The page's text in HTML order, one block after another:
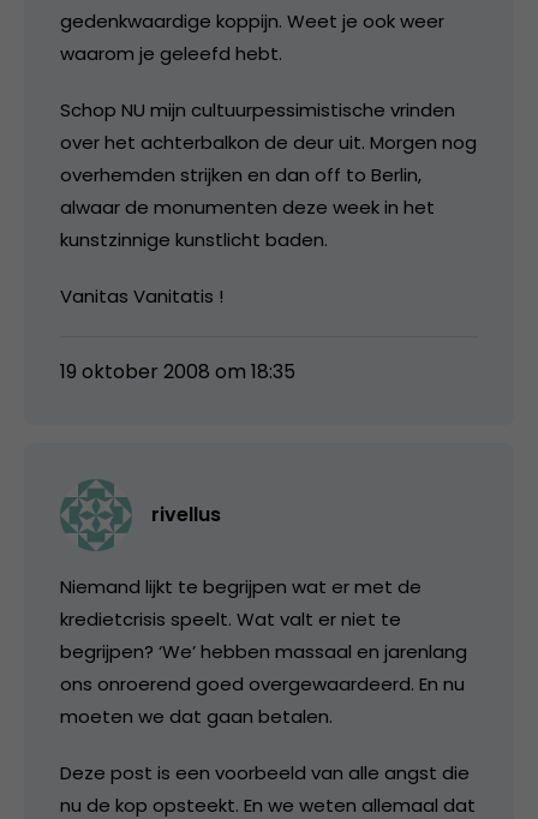
gedenkwaardige koppijn. Weet je ook weer
waarom je geleefd hebt.
Schop NU mijn cultuurpessimistische vrinden
over het achterbalkon de deur uit. Morgen nog
overhemden strijken en dan off to Berlin,
alwaar de monumenten deze week in het
kunstzinnige kunstlicht baden.
Vanitas Vanitatis !
19 oktober 2008 om 18:35
rivellus
Niemand lijkt te begrijpen wat er met de
kredietcrisis speelt. Wat valt er niet te
begrijpen? ‘We’ hebben massaal en jarenlang
ons onroerend goed overgewaardeerd. En nu
moeten we dat gaan betalen.
Deze post is een voorbeeld van alle angst die
nu de kop opsteekt. En we weten allemaal dat